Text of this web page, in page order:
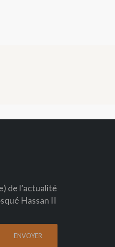
de l’actualité
Hassan II